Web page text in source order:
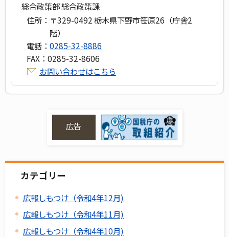
総合政策部 総合政策課
住所： 〒329-0492 栃木県下野市笹原26（庁舎2
階）
電話： 0285-32-8886
FAX： 0285-32-8606
お問い合わせはこちら
広告
カテゴリー
広報しもつけ（令和4年12月)
広報しもつけ（令和4年11月)
広報しもつけ（令和4年10月)